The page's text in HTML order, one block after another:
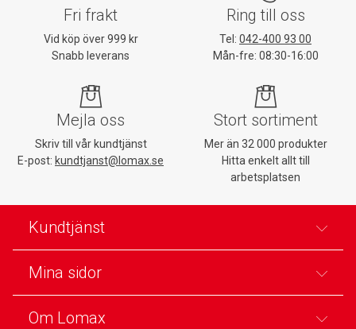
Fri frakt
Vid köp över 999 kr
Snabb leverans
Ring till oss
Tel: 042-400 93 00
Mån-fre: 08:30-16:00
Mejla oss
Skriv till vår kundtjänst
E-post: kundtjanst@lomax.se
Stort sortiment
Mer än 32 000 produkter
Hitta enkelt allt till
arbetsplatsen
Kundtjänst
Mina sidor
Om Lomax